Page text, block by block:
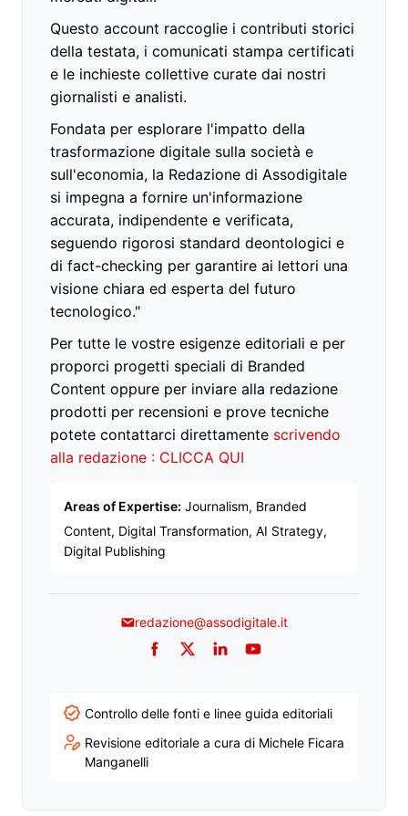
Questo account raccoglie i contributi storici
della testata, i comunicati stampa certificati
e le inchieste collettive curate dai nostri
giornalisti e analisti.
Fondata per esplorare l'impatto della
trasformazione digitale sulla società e
sull'economia, la Redazione di Assodigitale
si impegna a fornire un'informazione
accurata, indipendente e verificata,
seguendo rigorosi standard deontologici e
di fact-checking per garantire ai lettori una
visione chiara ed esperta del futuro
tecnologico."
Per tutte le vostre esigenze editoriali e per
proporci progetti speciali di Branded
Content oppure per inviare alla redazione
prodotti per recensioni e prove tecniche
potete contattarci direttamente scrivendo
alla redazione : CLICCA QUI
Areas of Expertise: Journalism, Branded
Content, Digital Transformation, AI Strategy,
Digital Publishing
redazione@assodigitale.it
Facebook
TwitterLinkedInYouTube
Controllo delle fonti e linee guida editoriali
Revisione editoriale a cura di Michele Ficara
Manganelli